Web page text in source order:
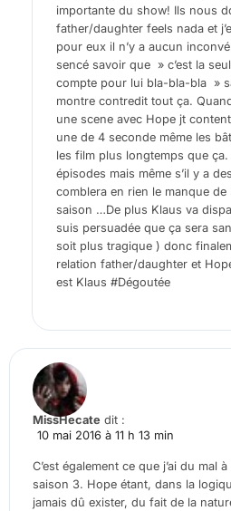
importante du show! Ils nous
father/daughter feels nada et
pour eux il n’y a aucun
sencé savoir que » c’est la
compte pour lui bla-bla-bla »
montre contredit tout ça.
une scene avec Hope jt
une de 4 seconde même les
les film plus longtemps que
épisodes mais même s’il y a
comblera en rien le manque
saison …De plus Klaus va
suis persuadée que ça sera
soit plus tragique ) donc
relation father/daughter et
est Klaus #Dégoutée
MissHecate dit :
10 mai 2016 à 11 h 13 min
C’est également ce que j’ai du mal
saison 3. Hope étant, dans la
jamais dû exister, du fait de la